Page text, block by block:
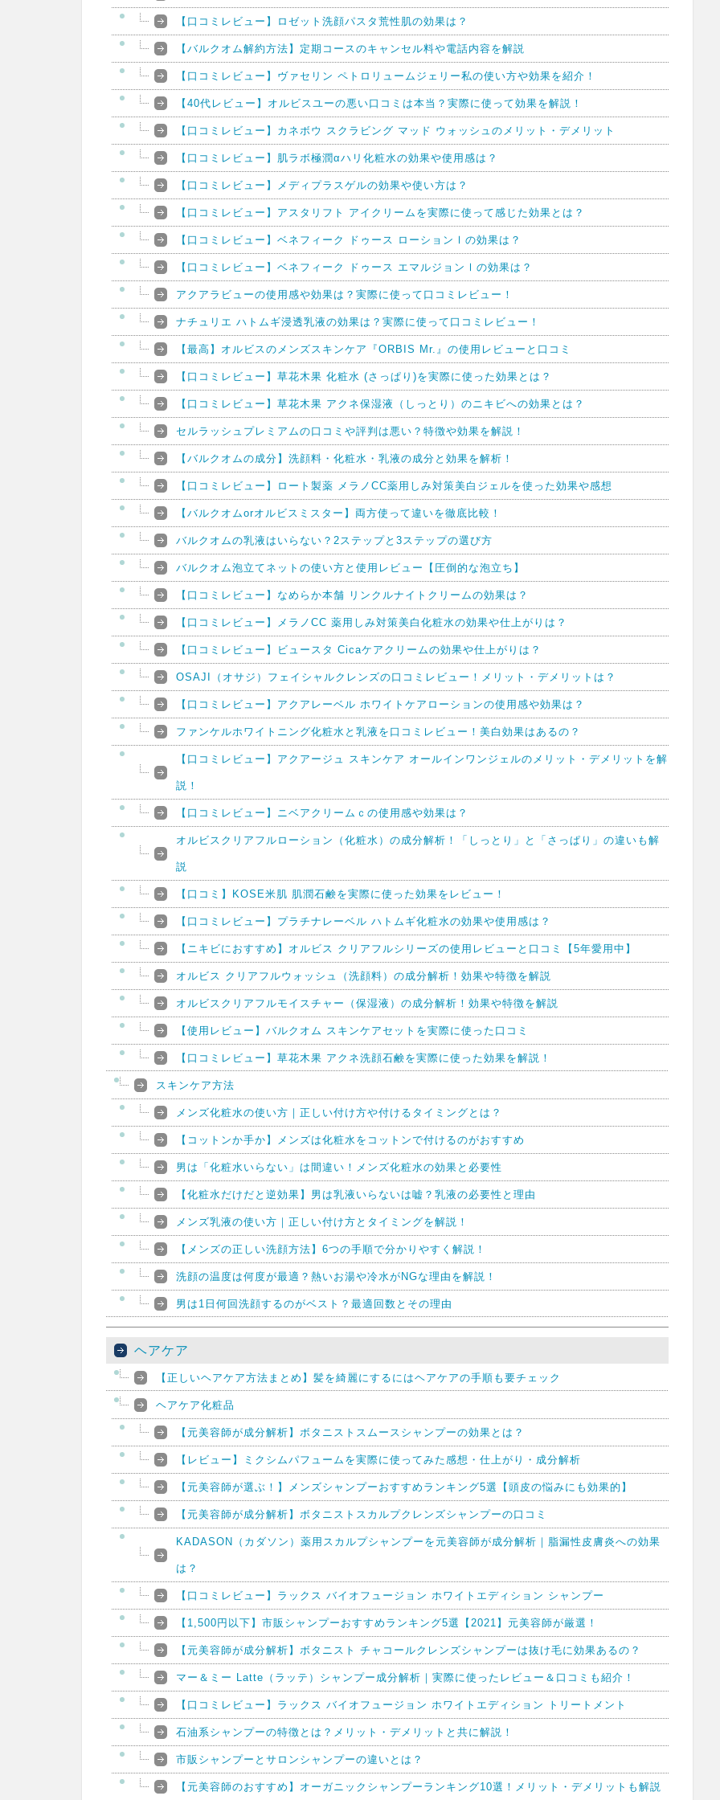
【口コミレビュー】ロゼット洗顔パスタ荒性肌の効果は？
【バルクオム解約方法】定期コースのキャンセル料や電話内容を解説
【口コミレビュー】ヴァセリン ペトロリュームジェリー私の使い方や効果を紹介！
【40代レビュー】オルビスユーの悪い口コミは本当？実際に使って効果を解説！
【口コミレビュー】カネボウ スクラビング マッド ウォッシュのメリット・デメリット
【口コミレビュー】肌ラボ極潤αハリ化粧水の効果や使用感は？
【口コミレビュー】メディプラスゲルの効果や使い方は？
【口コミレビュー】アスタリフト アイクリームを実際に使って感じた効果とは？
【口コミレビュー】ベネフィーク ドゥース ローションⅠの効果は？
【口コミレビュー】ベネフィーク ドゥース エマルジョンⅠの効果は？
アクアラビューの使用感や効果は？実際に使って口コミレビュー！
ナチュリエ ハトムギ浸透乳液の効果は？実際に使って口コミレビュー！
【最高】オルビスのメンズスキンケア『ORBIS Mr.』の使用レビューと口コミ
【口コミレビュー】草花木果 化粧水 (さっぱり)を実際に使った効果とは？
【口コミレビュー】草花木果 アクネ保湿液（しっとり）のニキビへの効果とは？
セルラッシュプレミアムの口コミや評判は悪い？特徴や効果を解説！
【バルクオムの成分】洗顔料・化粧水・乳液の成分と効果を解析！
【口コミレビュー】ロート製薬 メラノCC薬用しみ対策美白ジェルを使った効果や感想
【バルクオムorオルビスミスター】両方使って違いを徹底比較！
バルクオムの乳液はいらない？2ステップと3ステップの選び方
バルクオム泡立てネットの使い方と使用レビュー【圧倒的な泡立ち】
【口コミレビュー】なめらか本舗 リンクルナイトクリームの効果は？
【口コミレビュー】メラノCC 薬用しみ対策美白化粧水の効果や仕上がりは？
【口コミレビュー】ビュースタ Cicaケアクリームの効果や仕上がりは？
OSAJI（オサジ）フェイシャルクレンズの口コミレビュー！メリット・デメリットは？
【口コミレビュー】アクアレーベル ホワイトケアローションの使用感や効果は？
ファンケルホワイトニング化粧水と乳液を口コミレビュー！美白効果はあるの？
【口コミレビュー】アクアージュ スキンケア オールインワンジェルのメリット・デメリットを解
説！
【口コミレビュー】ニベアクリームｃの使用感や効果は？
オルビスクリアフルローション（化粧水）の成分解析！「しっとり」と「さっぱり」の違いも解
説
【口コミ】KOSE米肌 肌潤石鹸を実際に使った効果をレビュー！
【口コミレビュー】プラチナレーベル ハトムギ化粧水の効果や使用感は？
【ニキビにおすすめ】オルビス クリアフルシリーズの使用レビューと口コミ【5年愛用中】
オルビス クリアフルウォッシュ（洗顔料）の成分解析！効果や特徴を解説
オルビスクリアフルモイスチャー（保湿液）の成分解析！効果や特徴を解説
【使用レビュー】バルクオム スキンケアセットを実際に使った口コミ
【口コミレビュー】草花木果 アクネ洗顔石鹸を実際に使った効果を解説！
スキンケア方法
メンズ化粧水の使い方｜正しい付け方や付けるタイミングとは？
【コットンか手か】メンズは化粧水をコットンで付けるのがおすすめ
男は「化粧水いらない」は間違い！メンズ化粧水の効果と必要性
【化粧水だけだと逆効果】男は乳液いらないは嘘？乳液の必要性と理由
メンズ乳液の使い方｜正しい付け方とタイミングを解説！
【メンズの正しい洗顔方法】6つの手順で分かりやすく解説！
洗顔の温度は何度が最適？熱いお湯や冷水がNGな理由を解説！
男は1日何回洗顔するのがベスト？最適回数とその理由
ヘアケア
【正しいヘアケア方法まとめ】髪を綺麗にするにはヘアケアの手順も要チェック
ヘアケア化粧品
【元美容師が成分解析】ボタニストスムースシャンプーの効果とは？
【レビュー】ミクシムパフュームを実際に使ってみた感想・仕上がり・成分解析
【元美容師が選ぶ！】メンズシャンプーおすすめランキング5選【頭皮の悩みにも効果的】
【元美容師が成分解析】ボタニストスカルプクレンズシャンプーの口コミ
KADASON（カダソン）薬用スカルプシャンプーを元美容師が成分解析｜脂漏性皮膚炎への効果
は？
【口コミレビュー】ラックス バイオフュージョン ホワイトエディション シャンプー
【1,500円以下】市販シャンプーおすすめランキング5選【2021】元美容師が厳選！
【元美容師が成分解析】ボタニスト チャコールクレンズシャンプーは抜け毛に効果あるの？
マー＆ミー Latte（ラッテ）シャンプー成分解析｜実際に使ったレビュー＆口コミも紹介！
【口コミレビュー】ラックス バイオフュージョン ホワイトエディション トリートメント
石油系シャンプーの特徴とは？メリット・デメリットと共に解説！
市販シャンプーとサロンシャンプーの違いとは？
【元美容師のおすすめ】オーガニックシャンプーランキング10選！メリット・デメリットも解説